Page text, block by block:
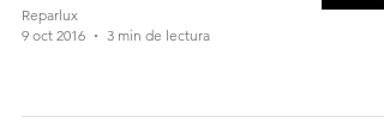
Reparlux
9 oct 2016
3 min de lectura